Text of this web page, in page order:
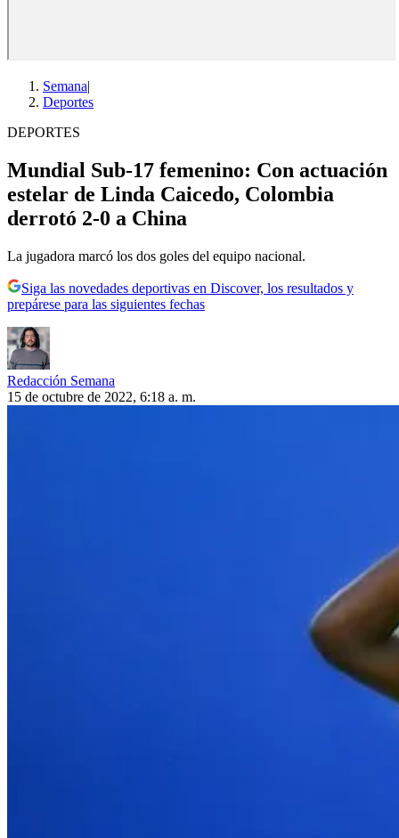
Semana|
Deportes
DEPORTES
Mundial Sub-17 femenino: Con actuación
estelar de Linda Caicedo, Colombia
derrotó 2-0 a China
La jugadora marcó los dos goles del equipo nacional.
Siga las novedades deportivas en Discover, los resultados y
prepárese para las siguientes fechas
Redacción Semana
15 de octubre de 2022, 6:18 a. m.